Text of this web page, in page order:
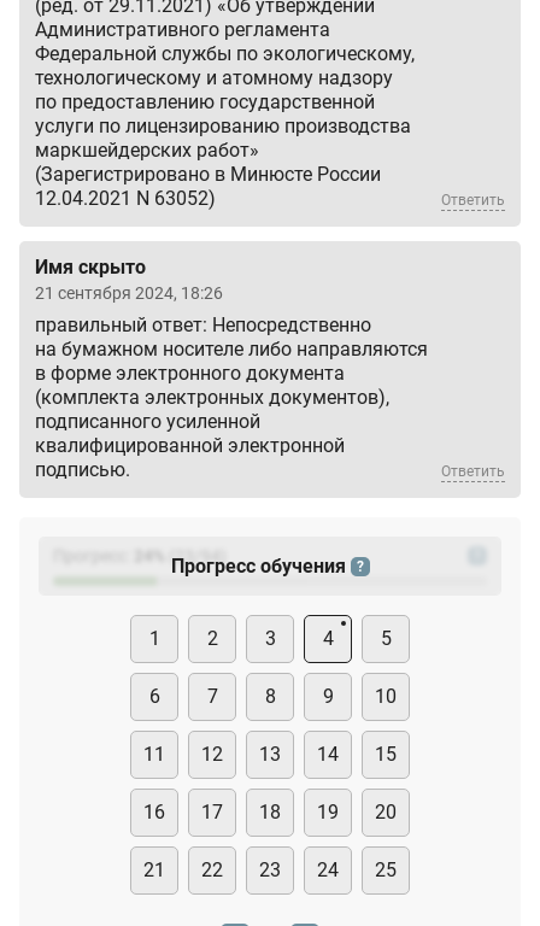
(ред. от 29.11.2021) «Об утверждении
Административного регламента
Федеральной службы по экологическому,
технологическому и атомному надзору
по предоставлению государственной
услуги по лицензированию производства
маркшейдерских работ»
(Зарегистрировано в Минюсте России
12.04.2021 N 63052) Ответить
Имя скрыто
21 сентября 2024, 18:26
правильный ответ: Непосредственно
на бумажном носителе либо направляются
в форме электронного документа
(комплекта электронных документов),
подписанного усиленной
квалифицированной электронной
подписью.
Ответить
(23
Прогресс обучения ?
1 2 3 4 5
6 7 8 9 10
11 12 13 14 15
16 17 18 19 20
21 22 23 24 25